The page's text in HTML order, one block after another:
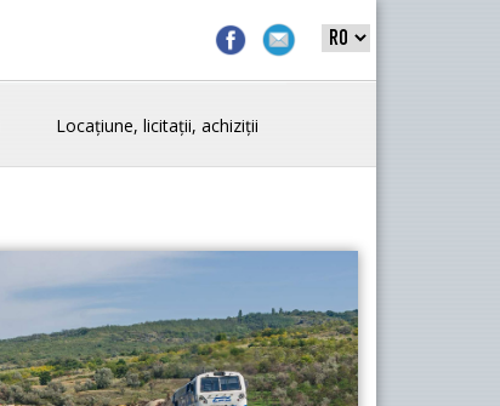
Locațiune, licitații, achiziții